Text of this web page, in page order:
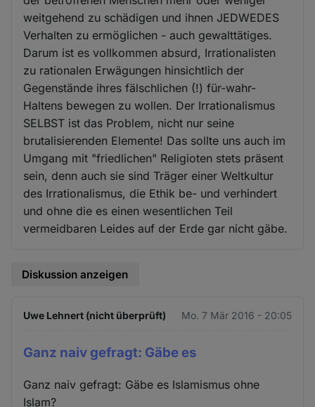
weitgehend zu schädigen und ihnen JEDWEDES
Verhalten zu ermöglichen - auch gewalttätiges.
Darum ist es vollkommen absurd, Irrationalisten
zu rationalen Erwägungen hinsichtlich der
Gegenstände ihres fälschlichen (!) für-wahr-
Haltens bewegen zu wollen. Der Irrationalismus
SELBST ist das Problem, nicht nur seine
brutalisierenden Elemente! Das sollte uns auch im
Umgang mit "friedlichen" Religioten stets präsent
sein, denn auch sie sind Träger einer Weltkultur
des Irrationalismus, die Ethik be- und verhindert
und ohne die es einen wesentlichen Teil
vermeidbaren Leides auf der Erde gar nicht gäbe.
Diskussion anzeigen
Uwe Lehnert (nicht überprüft) Mo. 7 Mär 2016 - 20:05
Ganz naiv gefragt: Gäbe es
Ganz naiv gefragt: Gäbe es Islamismus ohne
Islam?